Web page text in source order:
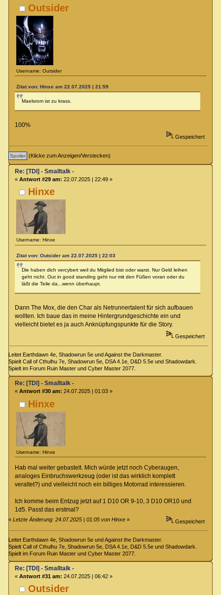
Outsider
Username: Outsider
Zitat von: Hinxe am 22.07.2025 | 21:59
Maelsrom ist zu krass.
100%
Gespeichert
(Klicke zum Anzeigen/Verstecken)
Hinxe
Username: Hinxe
Re: [TDI] - Smalltalk -
« Antwort #29 am: 22.07.2025 | 22:49 »
Zitat von: Outsider am 22.07.2025 | 22:03
Die haben dich vercybert weil du Mitglied bist oder warst. Nur Geld leihen
geht nicht. Out in good standing geht nur mit den Füßen voran oder du
läßt die Teile da...wenn überhaupt.
Dann The Mox, die den Char als Netrunnertalent für sich aufbauen
wollten. Ich baue das in meine Hintergrundgeschichte ein und
vielleicht bietet es ja auch Anknüpfungspunkte für die Story.
Gespeichert
Leitet Earthdawn 4e, Shadowrun 5e und Against the Darkmaster.
Spielt Call of Cthulhu 7e, Shadowrun 5e, DSA 4.1e, D&D 5.5e und Shadowdark.
Spielt im Forum Ruin Master und Cyber Master 2077.
Hinxe
Username: Hinxe
Re: [TDI] - Smalltalk -
« Antwort #30 am: 24.07.2025 | 01:03 »
Hab mal weiter gebastelt. Mich würde jetzt noch Cyberaugen,
analoges Einbruchswerkzeug (oder ist das wirklich komplett
veraltet?) und vielleicht noch ein billiges Motorrad interessieren.
Ich komme beim Entzug jetzt auf 1 D10 OR 9-10, 3 D10 OR10 und
1d5. Passt das erstmal?
«Letzte Änderung: 24.07.2025 | 01:05 von Hinxe » Gespeichert
Leitet Earthdawn 4e, Shadowrun 5e und Against the Darkmaster.
Spielt Call of Cthulhu 7e, Shadowrun 5e, DSA 4.1e, D&D 5.5e und Shadowdark.
Spielt im Forum Ruin Master und Cyber Master 2077.
Outsider
Re: [TDI] - Smalltalk -
« Antwort #31 am: 24.07.2025 | 06:42 »